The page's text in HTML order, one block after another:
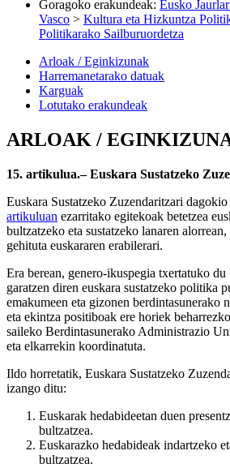
Goragoko erakundeak: Eusko
Vasco > Kultura eta Hizkuntza
Politikarako Sailburuordetza
Arloak / Eginkizunak
Harremanetarako datuak
Karguak
Lotutako erakundeak
ARLOAK /
15. artikulua.– Euskara Sustatzeko
Euskara Sustatzeko Zuzendaritzari
artikuluan ezarritako egitekoak betetzea
bultzatzeko eta sustatzeko lanaren
gehituta euskararen erabilerari.
Era berean, genero-ikuspegia txertatuko du
garatzen diren euskara sustatzeko politika
emakumeen eta gizonen berdintasunerako
eta ekintza positiboak ere horiek
saileko Berdintasunerako Administrazio
eta elkarrekin koordinatuta.
Ildo horretatik, Euskara Sustatzeko
izango ditu:
Euskarak hedabideetan duen
bultzatzea.
Euskarazko hedabideak indartzeko
bultzatzea.